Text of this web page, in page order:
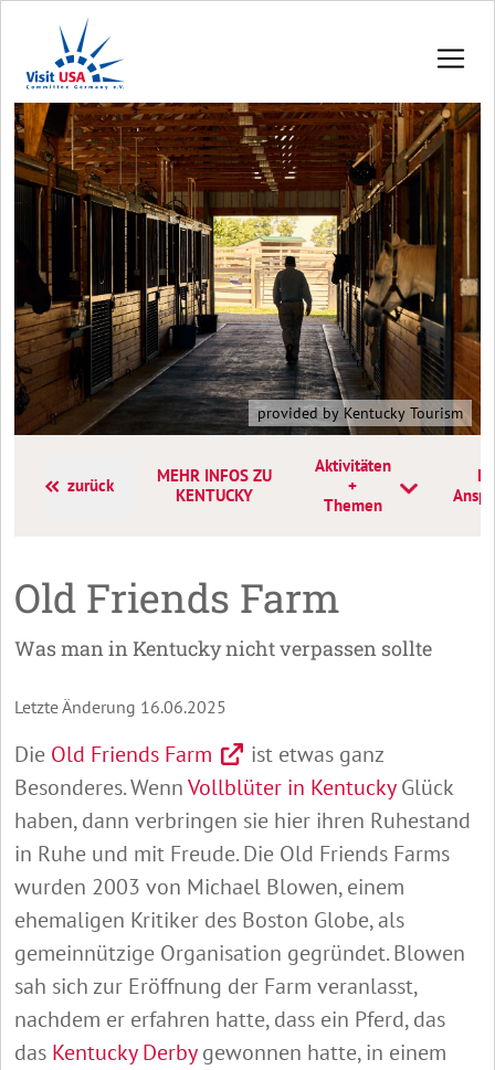
provided by Kentucky Tourism
zurück
MEHR INFOS ZU
KENTUCKY
Aktivitäten
+
Themen
Old Friends Farm
Was man in Kentucky nicht verpassen sollte
Letzte Änderung 16.06.2025
Die Old Friends Farm
ist etwas ganz
Besonderes. WennVollblüter in KentuckyGlück
haben, dann verbringen sie hier ihren Ruhestand
in Ruhe und mit Freude. Die Old Friends Farms
wurden 2003 von Michael Blowen, einem
ehemaligen Kritiker des Boston Globe, als
gemeinnützige Organisation gegründet. Blowen
sah sich zur Eröffnung der Farm veranlasst,
nachdem er erfahren hatte, dass ein Pferd, das
das Kentucky Derbygewonnen hatte, in einem